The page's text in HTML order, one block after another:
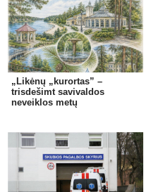
„Likėnų „kurortas” –
trisdešimt savivaldos
neveiklos metų